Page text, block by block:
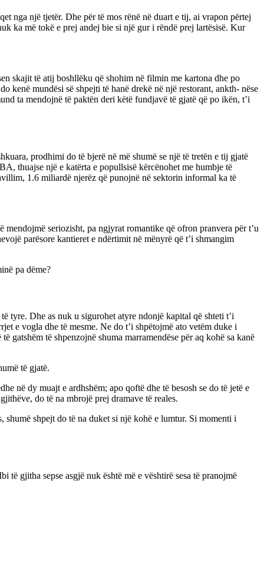
nga një tjetër. Dhe për të mos rënë në duart e tij, ai vrapon përtej
ka më tokë e prej andej bie si një gur i rëndë prej lartësisë. Kur
skajit të atij boshllëku që shohim në filmin me kartona dhe po
kenë mundësi së shpejti të hanë drekë në një restorant, ankth- nëse
ta mendojnë të paktën deri këtë fundjavë të gjatë që po ikën, t’i
prodhimi do të bjerë në më shumë se një të tretën e tij gjatë
thuajse një e katërta e popullsisë kërcënohet me humbje të
1.6 miliardë njerëz që punojnë në sektorin informal ka të
seriozisht, pa ngjyrat romantike që ofron pranvera për t’u
parësore kantieret e ndërtimit në mënyrë që t’i shmangim
pa dëme?
tyre. Dhe as nuk u sigurohet atyre ndonjë kapital që shteti t’i
e vogla dhe të mesme. Ne do t’i shpëtojmë ato vetëm duke i
gatshëm të shpenzojnë shuma marramendëse për aq kohë sa kanë
të gjatë.
në dy muajt e ardhshëm; apo qoftë dhe të besosh se do të jetë e
do të na mbrojë prej dramave të reales.
shpejt do të na duket si një kohë e lumtur. Si momenti i
gjitha sepse asgjë nuk është më e vështirë sesa të pranojmë